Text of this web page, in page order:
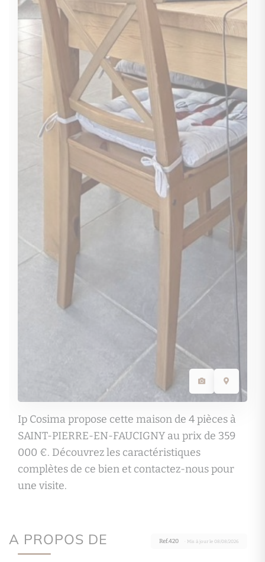
Ip Cosima propose cette maison de 4 pièces à
SAINT-PIERRE-EN-FAUCIGNY au prix de 359
000 €. Découvrez les caractéristiques
complètes de ce bien et contactez-nous pour
une visite.
A PROPOS DE Ref.420 · Mis à jour le 08/08/2026